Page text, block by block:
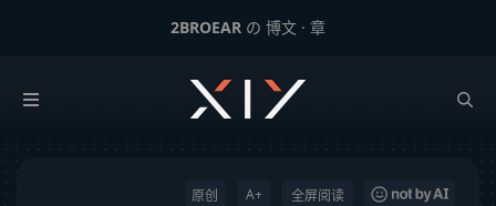
2BROEAR の 博文 · 章
Solidot 科技快讯（第一期）
全屏阅读
A+
原创